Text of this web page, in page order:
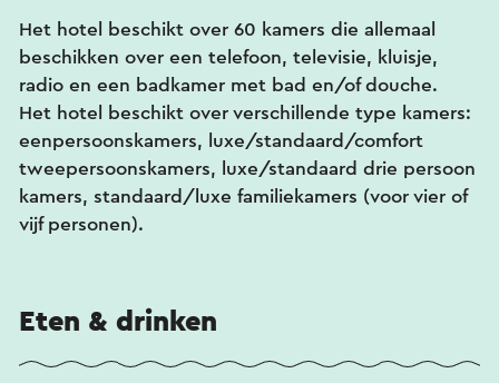
Het hotel beschikt over 60 kamers die allemaal
beschikken over een telefoon, televisie, kluisje,
radio en een badkamer met bad en/of douche.
Het hotel beschikt over verschillende type kamers:
eenpersoonskamers, luxe/standaard/comfort
tweepersoonskamers, luxe/standaard drie persoon
kamers, standaard/luxe familiekamers (voor vier of
vijf personen).
Eten & drinken